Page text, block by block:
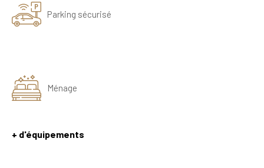
Parking sécurisé
Ménage
+ d'équipements